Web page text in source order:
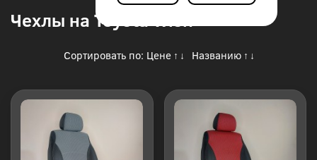
Чехлы на Toyota Wish
Сортировать по: Цене ↑ ↓ Названию ↑ ↓